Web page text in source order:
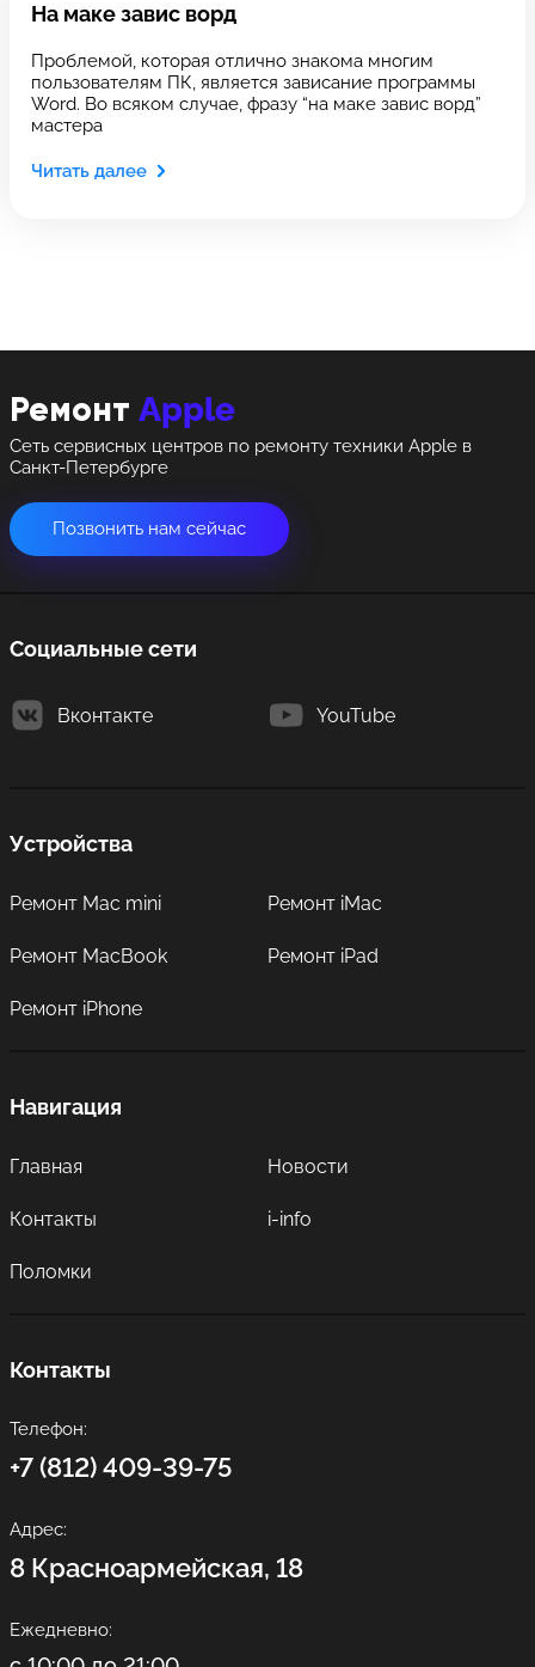
На маке завис ворд
Проблемой, которая отлично знакома многим
пользователям ПК, является зависание программы
Word. Во всяком случае, фразу “на маке завис ворд”
мастера
Читать далее
Ремонт Apple
Сеть сервисных центров по ремонту техники Apple в
Санкт-Петербурге
Позвонить нам сейчас
Социальные сети
Вконтакте YouTube
Устройства
Ремонт Mac mini Ремонт iMac
Ремонт MacBook Ремонт iPad
Ремонт iPhone
Навигация
Главная Новости
Контакты i-info
Поломки
Контакты
Телефон:
+7 (812) 409-39-75
Адрес:
8 Красноармейская, 18
Ежедневно:
Выберите сервис
Выберите адрес сервиса, в который хотите
позвонить
Выберите сервис
Выберите адрес сервиса, в который хотите
позвонить
Оставить свой отзыв